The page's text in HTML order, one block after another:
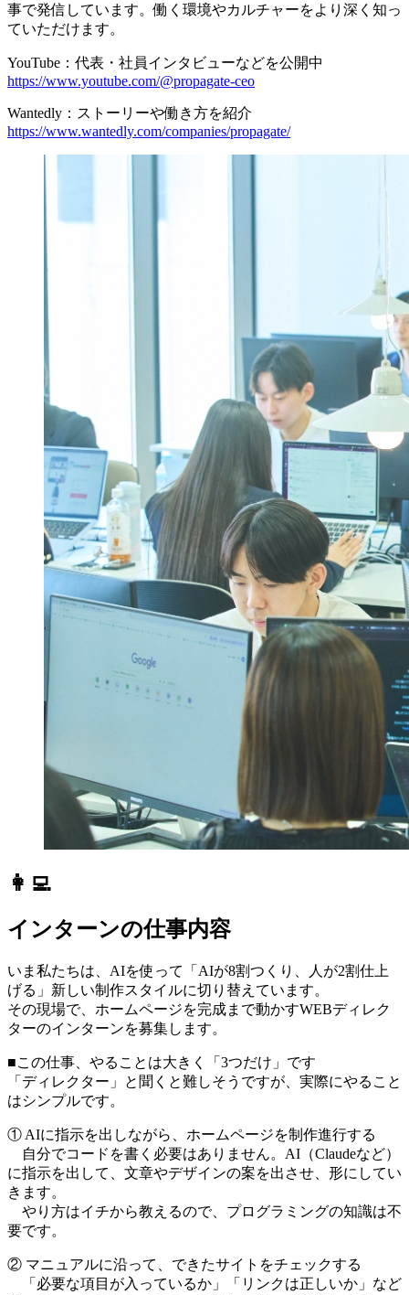
事で発信しています。働く環境やカルチャーをより深く知っ
ていただけます。
YouTube：代表・社員インタビューなどを公開中
https://www.youtube.com/@propagate-ceo
Wantedly：ストーリーや働き方を紹介
https://www.wantedly.com/companies/propagate/
👩‍💻
インターンの仕事内容
いま私たちは、AIを使って「AIが8割つくり、人が2割仕上
げる」新しい制作スタイルに切り替えています。
その現場で、ホームページを完成まで動かすWEBディレク
ターのインターンを募集します。
■この仕事、やることは大きく「3つだけ」です
「ディレクター」と聞くと難しそうですが、実際にやること
はシンプルです。
① AIに指示を出しながら、ホームページを制作進行する
自分でコードを書く必要はありません。AI（Claudeなど）
に指示を出して、文章やデザインの案を出させ、形にしてい
きます。
やり方はイチから教えるので、プログラミングの知識は不
要です。
② マニュアルに沿って、できたサイトをチェックする
「必要な項目が入っているか」「リンクは正しいか」など